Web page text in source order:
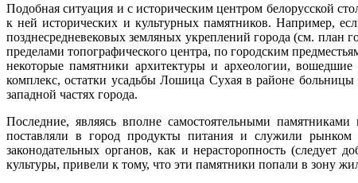
Подобная ситуация и с историческим центром белорусской
к ней исторических и культурных памятников. Например,
позднесредневековых земляных укреплений города (см. план
пределами топографического центра, по городским
некоторые памятники архитектуры и археологии,
комплекс, остатки усадьбы Лошица Сухая в районе
западной частях города.
Последние, являясь вполне самостоятельными
поставляли в город продукты питания и служили рынком
законодательных органов, как и нерасторопность (следует
культуры, привели к тому, что эти памятники попали в зону